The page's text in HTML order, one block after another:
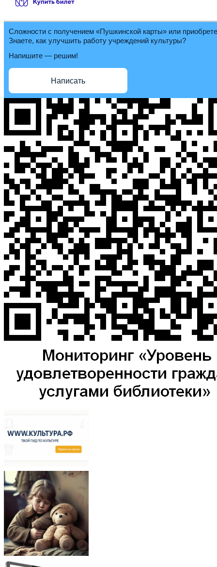
Сложности с получением «Пушкинской карты» или
Знаете, как улучшить работу учреждений культуры?
Напишите — решим!
Написать